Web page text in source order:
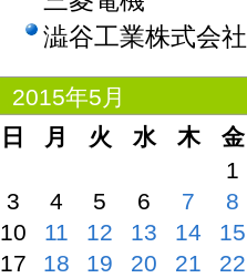
澁谷工業株式会社
2015年5月
日
月 火 水 木 金
1
3
4 5 6 7 8
10
11 12 13 14 15
17
18 19 20 21 22